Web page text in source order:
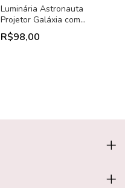
Luminária Astronauta
Projetor Galáxia com
Bluetooth e Controle
Remoto | Briquedo Infantil
R$98,00